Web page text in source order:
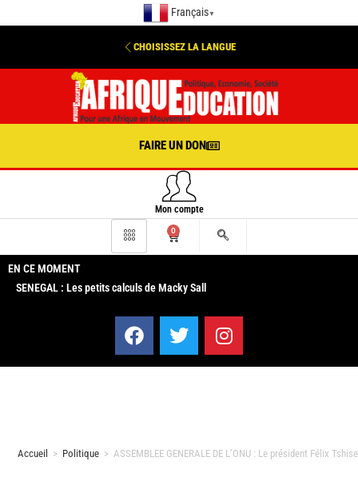
Français ▼
CHOISISSEZ LA LANGUE
FAIRE UN DON
Mon compte
0
EN CE MOMENT
SENEGAL : Les petits calculs de Macky Sall
Accueil > Politique > ASSEMBLEE GENERALE DE L’ONU : Le président Félix